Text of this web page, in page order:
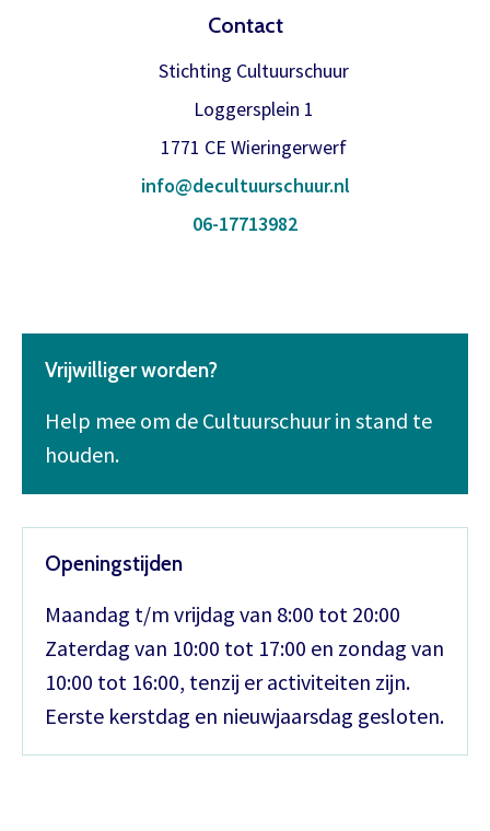
Contact
Stichting Cultuurschuur
Loggersplein 1
1771 CE Wieringerwerf
info@decultuurschuur.nl
06-17713982
Vrijwilliger worden?
Help mee om de Cultuurschuur in stand te
houden.
Openingstijden
Maandag t/m vrijdag van 8:00 tot 20:00
Zaterdag van 10:00 tot 17:00 en zondag van
10:00 tot 16:00, tenzij er activiteiten zijn.
Eerste kerstdag en nieuwjaarsdag gesloten.